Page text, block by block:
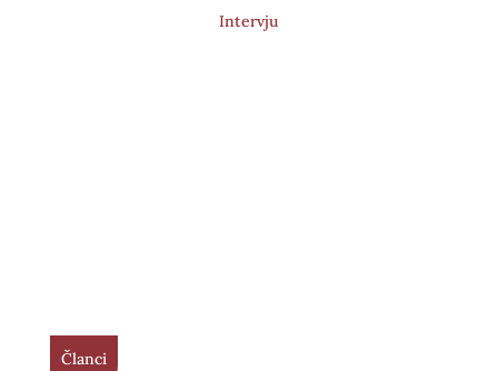
Intervju
Članci